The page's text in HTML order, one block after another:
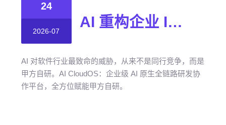
24
2026-07
AI 重构企业 IT 格局，甲方自研时代到来！
AI 对软件行业最致命的威胁，从来不是同行竞争，而是
甲方自研。AI CloudOS：企业级 AI 原生全链路研发协
作平台，全方位赋能甲方自研。